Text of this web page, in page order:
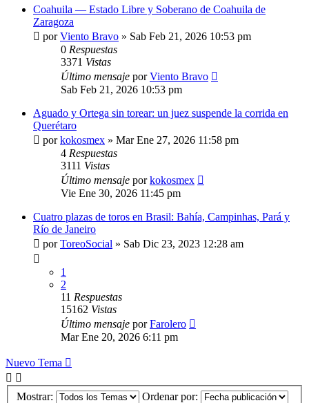
Coahuila — Estado Libre y Soberano de Coahuila de
Zaragoza
porViento Bravo » Sab Feb 21, 2026 10:53 pm
0 Respuestas
3371 Vistas
Último mensaje porViento Bravo
Sab Feb 21, 2026 10:53 pm
Aguado y Ortega sin torear: un juez suspende la corrida en
Querétaro
porkokosmex » Mar Ene 27, 2026 11:58 pm
4 Respuestas
3111 Vistas
Último mensaje porkokosmex
Vie Ene 30, 2026 11:45 pm
Cuatro plazas de toros en Brasil: Bahía, Campinhas, Pará y
Río de Janeiro
porToreoSocial » Sab Dic 23, 2023 12:28 am
1
2
11 Respuestas
15162 Vistas
Último mensaje porFarolero
Mar Ene 20, 2026 6:11 pm
Nuevo Tema
Mostrar:
Ordenar por: